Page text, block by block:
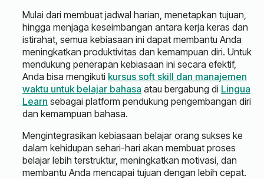
Mulai dari membuat jadwal harian, menetapkan tujuan,
hingga menjaga keseimbangan antara kerja keras dan
istirahat, semua kebiasaan ini dapat membantu Anda
meningkatkan produktivitas dan kemampuan diri. Untuk
mendukung penerapan kebiasaan ini secara efektif,
Anda bisa mengikuti kursus soft skill dan manajemen
waktu untuk belajar bahasa atau bergabung di Lingua
Learn sebagai platform pendukung pengembangan diri
dan kemampuan bahasa.
Mengintegrasikan kebiasaan belajar orang sukses ke
dalam kehidupan sehari-hari akan membuat proses
belajar lebih terstruktur, meningkatkan motivasi, dan
membantu Anda mencapai tujuan dengan lebih cepat.